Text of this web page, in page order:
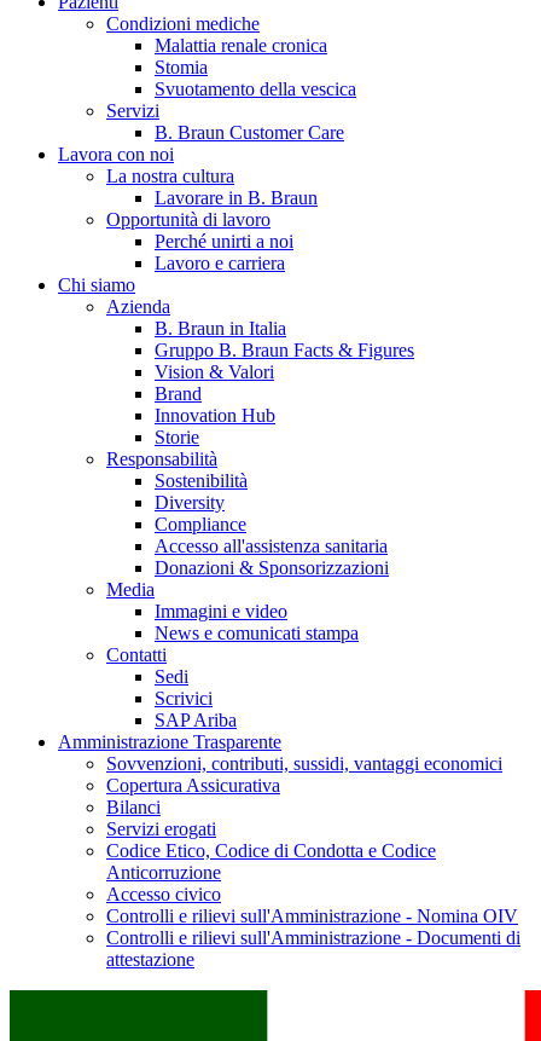
B. Braun in Italia
Scopri chi siamo ed entra nel mondo di B. Braun in Italia: 4
sedi, 4 aziende, più di 700 dipendenti e un Centro di
Eccellenza a livello globale.
Condizioni mediche
Malattia renale cronica
Stomia
Svuotamento della vescica
Servizi
B. Braun Customer Care
Lavora con noi
La nostra cultura
Lavorare in B. Braun
Opportunità di lavoro
Perché unirti a noi
Lavoro e carriera
Chi siamo
Azienda
B. Braun in Italia
Gruppo B. Braun Facts & Figures
Vision & Valori
Brand
Innovation Hub
Storie
Responsabilità
Sostenibilità
Diversity
Compliance
Accesso all'assistenza sanitaria
Donazioni & Sponsorizzazioni
Media
Immagini e video
News e comunicati stampa
Contatti
Sedi
Scrivici
SAP Ariba
Amministrazione Trasparente
Sovvenzioni, contributi, sussidi, vantaggi economici
Copertura Assicurativa
Bilanci
Servizi erogati
Codice Etico, Codice di Condotta e Codice
Anticorruzione
Accesso civico
Controlli e rilievi sull'Amministrazione - Nomina OIV
Controlli e rilievi sull'Amministrazione - Documenti di
attestazione